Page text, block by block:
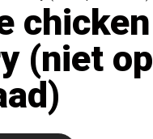
chicken
(niet op